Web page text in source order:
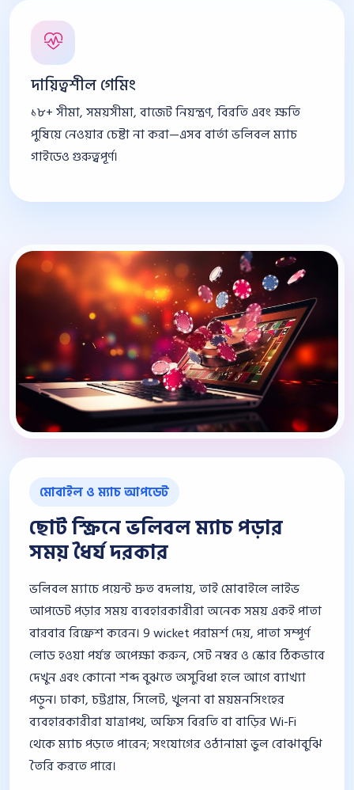
দায়িত্বশীল গেমিং
১৮+ সীমা, সময়সীমা, বাজেট নিয়ন্ত্রণ, বিরতি এবং ক্ষতি
পুষিয়ে নেওয়ার চেষ্টা না করা—এসব বার্তা ভলিবল ম্যাচ
গাইডেও গুরুত্বপূর্ণ।
মোবাইল ও ম্যাচ আপডেট
ছোট স্ক্রিনে ভলিবল ম্যাচ পড়ার
সময় ধৈর্য দরকার
ভলিবল ম্যাচে পয়েন্ট দ্রুত বদলায়, তাই মোবাইলে লাইভ
আপডেট পড়ার সময় ব্যবহারকারীরা অনেক সময় একই পাতা
বারবার রিফ্রেশ করেন। 9 wicket পরামর্শ দেয়, পাতা সম্পূর্ণ
লোড হওয়া পর্যন্ত অপেক্ষা করুন, সেট নম্বর ও স্কোর ঠিকভাবে
দেখুন এবং কোনো শব্দ বুঝতে অসুবিধা হলে আগে ব্যাখ্যা
পড়ুন। ঢাকা, চট্টগ্রাম, সিলেট, খুলনা বা ময়মনসিংহের
ব্যবহারকারীরা যাত্রাপথ, অফিস বিরতি বা বাড়ির Wi-Fi
থেকে ম্যাচ পড়তে পারেন; সংযোগের ওঠানামা ভুল বোঝাবুঝি
তৈরি করতে পারে।